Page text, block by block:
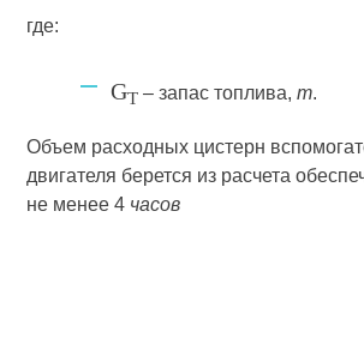
где:
GТ – запас топлива,т.
Объем расходных цистерн
двигателя берется из расчета
не менее 4 часов